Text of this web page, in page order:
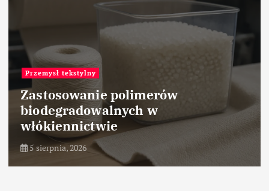
Przemysł tekstylny
Zastosowanie polimerów
biodegradowalnych w
włókiennictwie
5 sierpnia, 2026